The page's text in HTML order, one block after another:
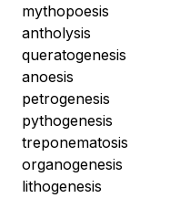
mythopoesis
antholysis
queratogenesis
anoesis
petrogenesis
pythogenesis
treponematosis
organogenesis
lithogenesis